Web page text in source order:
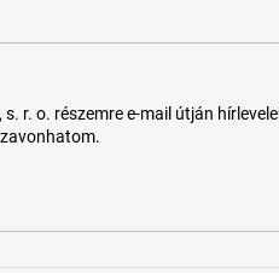
r. o. részemre e-mail útján